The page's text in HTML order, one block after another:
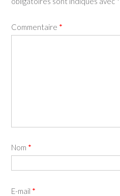
Commentaire *
Nom *
E-mail *